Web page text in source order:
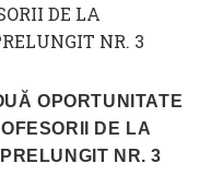
OPORTUNITATE
DE LA
NR. 3